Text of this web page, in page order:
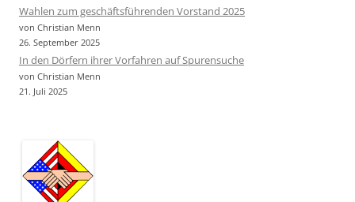
Wahlen zum geschäftsführenden Vorstand 2025
von Christian Menn
26. September 2025
In den Dörfern ihrer Vorfahren auf Spurensuche
von Christian Menn
21. Juli 2025